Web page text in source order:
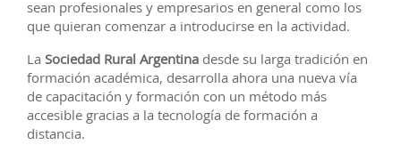
sean profesionales y empresarios en general como los
que quieran comenzar a introducirse en la actividad.
La Sociedad Rural Argentina desde su larga tradición en
formación académica, desarrolla ahora una nueva vía
de capacitación y formación con un método más
accesible gracias a la tecnología de formación a
distancia.